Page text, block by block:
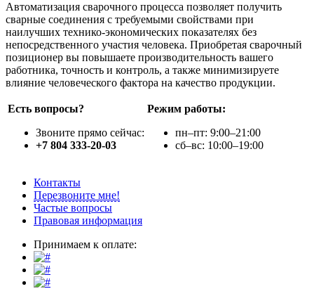
Автоматизация сварочного процесса позволяет получить
сварные соединения с требуемыми свойствами при
наилучших технико-экономических показателях без
непосредственного участия человека. Приобретая сварочный
позиционер вы повышаете производительность вашего
работника, точность и контроль, а также минимизируете
влияние человеческого фактора на качество продукции.
Есть вопросы?
Звоните прямо сейчас:
+7 804 333-20-03
Режим работы:
пн–пт: 9:00–21:00
сб–вс: 10:00–19:00
Контакты
Перезвоните мне!
Частые вопросы
Правовая информация
Принимаем к оплате: